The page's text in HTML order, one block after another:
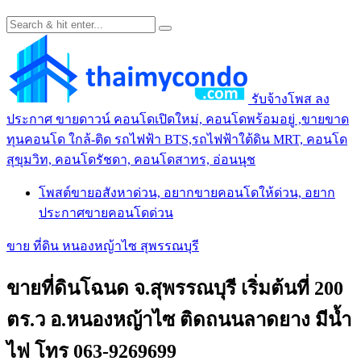
รับจ้างโพส ลง
ประกาศ ขายดาวน์ คอนโดเปิดใหม่, คอนโดพร้อมอยู่ ,ขายขาด
ทุนคอนโด ใกล้-ติด รถไฟฟ้า BTS,รถไฟฟ้าใต้ดิน MRT, คอนโด
สุขุมวิท, คอนโดรัชดา, คอนโดสาทร, อ่อนนุช
โพสต์ขายอสังหาด่วน, อยากขายคอนโดให้ด่วน, อยาก
ประกาศขายคอนโดด่วน
ขาย ที่ดิน หนองหญ้าไซ สุพรรณบุรี
ขายที่ดินโฉนด จ.สุพรรณบุรี เริ่มต้นที่ 200
ตร.ว อ.หนองหญ้าไซ ติดถนนลาดยาง มีน้ำ
ไฟ โทร 063-9269699